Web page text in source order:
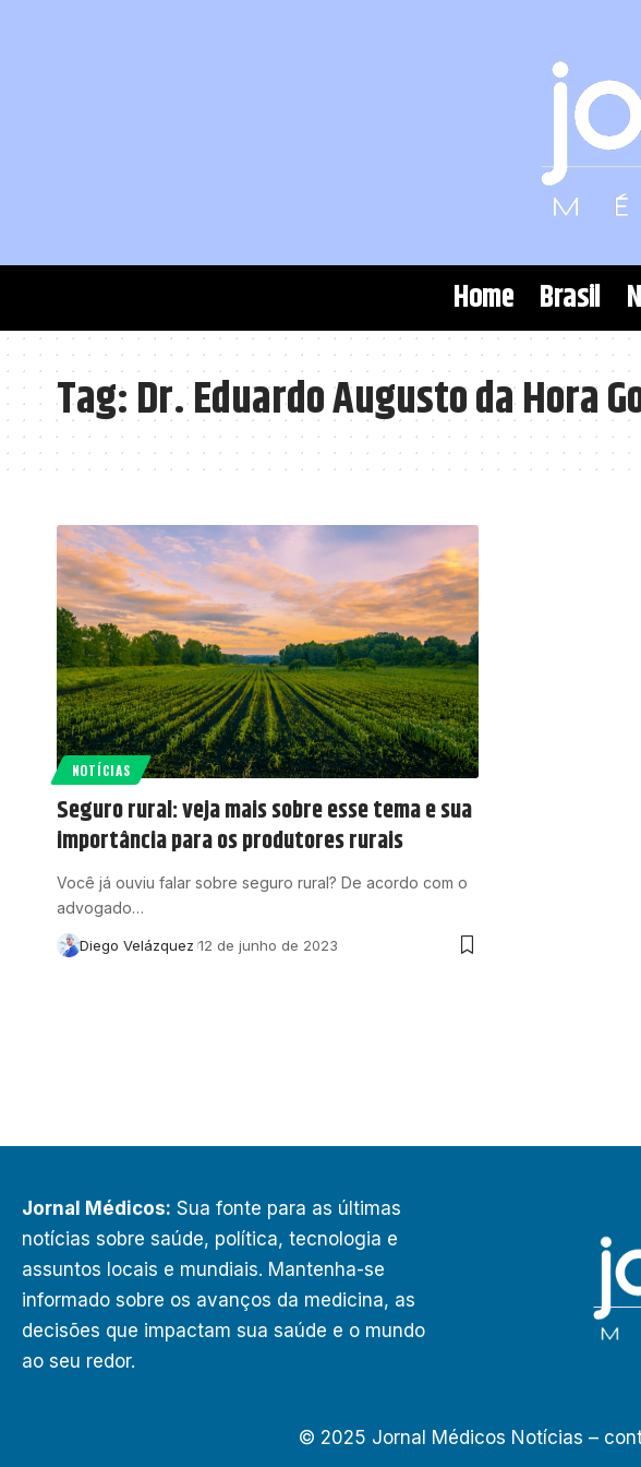
Home Brasil
Tag:Dr. Eduardo Augusto da Hora
NOTÍCIAS
Seguro rural: veja mais sobre esse tema e sua
importância para os produtores rurais
Você já ouviu falar sobre seguro rural? De acordo com o
advogado…
Diego Velázquez 12 de junho de 2023
Jornal Médicos: Sua fonte para as últimas
notícias sobre saúde, política, tecnologia e
assuntos locais e mundiais. Mantenha-se
informado sobre os avanços da medicina, as
decisões que impactam sua saúde e o mundo
ao seu redor.
© 2025 Jornal Médicos Notícias –